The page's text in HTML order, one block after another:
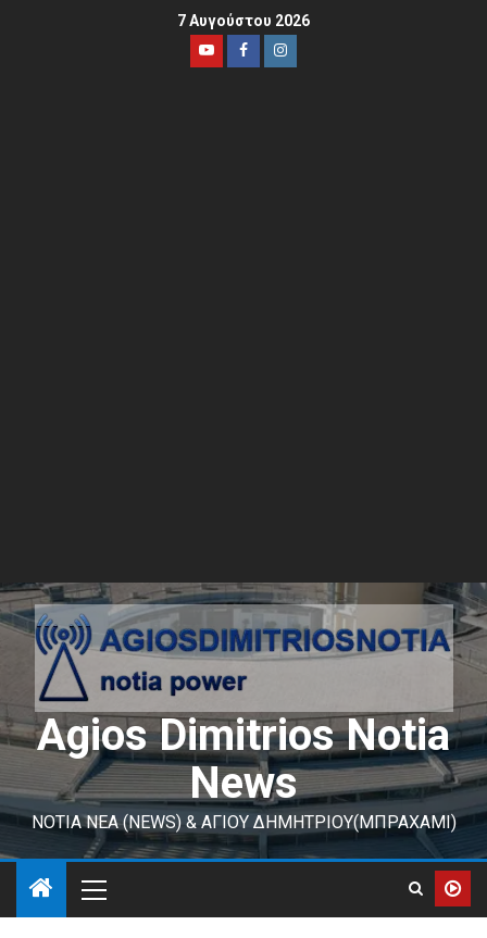
7 Αυγούστου 2026
Agios Dimitrios Notia
News
ΝΟΤΙΑ ΝΕΑ (NEWS) & ΑΓΙΟΥ ΔΗΜΗΤΡΙΟΥ(ΜΠΡΑΧΑΜΙ)